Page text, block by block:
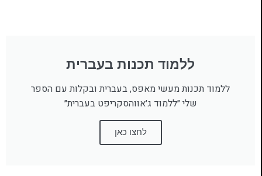
ללמוד תכנות בעברית
ללמוד תכנות מעשי מאפס, בעברית ובקלות עם הספר
שלי ״ללמוד ג׳אווהסקריפט בעברית״
לחצו כאן